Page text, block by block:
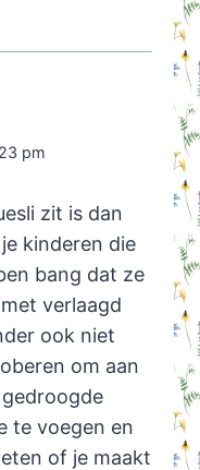
pm
zit is dan
kinderen die
bang dat ze
verlaagd
ook niet
om aan
te voegen en
of je maakt